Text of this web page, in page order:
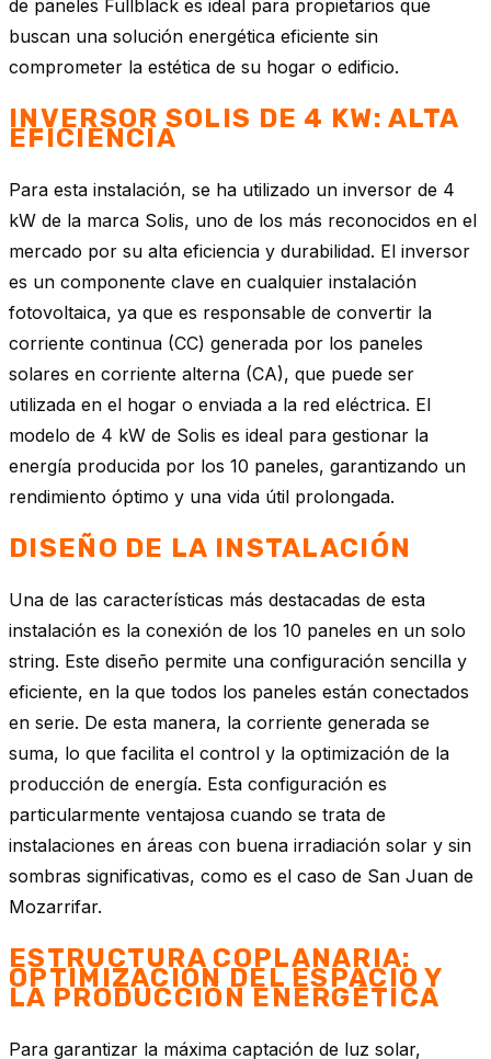
de paneles Fullblack es ideal para propietarios que
buscan una solución energética eficiente sin
comprometer la estética de su hogar o edificio.
INVERSOR SOLIS DE 4 KW: ALTA
EFICIENCIA
Para esta instalación, se ha utilizado un inversor de 4
kW de la marca Solis, uno de los más reconocidos en el
mercado por su alta eficiencia y durabilidad. El inversor
es un componente clave en cualquier instalación
fotovoltaica, ya que es responsable de convertir la
corriente continua (CC) generada por los paneles
solares en corriente alterna (CA), que puede ser
utilizada en el hogar o enviada a la red eléctrica. El
modelo de 4 kW de Solis es ideal para gestionar la
energía producida por los 10 paneles, garantizando un
rendimiento óptimo y una vida útil prolongada.
DISEÑO DE LA INSTALACIÓN
Una de las características más destacadas de esta
instalación es la conexión de los 10 paneles en un solo
string. Este diseño permite una configuración sencilla y
eficiente, en la que todos los paneles están conectados
en serie. De esta manera, la corriente generada se
suma, lo que facilita el control y la optimización de la
producción de energía. Esta configuración es
particularmente ventajosa cuando se trata de
instalaciones en áreas con buena irradiación solar y sin
sombras significativas, como es el caso de San Juan de
Mozarrifar.
ESTRUCTURA COPLANARIA:
OPTIMIZACIÓN DEL ESPACIO Y
LA PRODUCCIÓN ENERGÉTICA
Para garantizar la máxima captación de luz solar,